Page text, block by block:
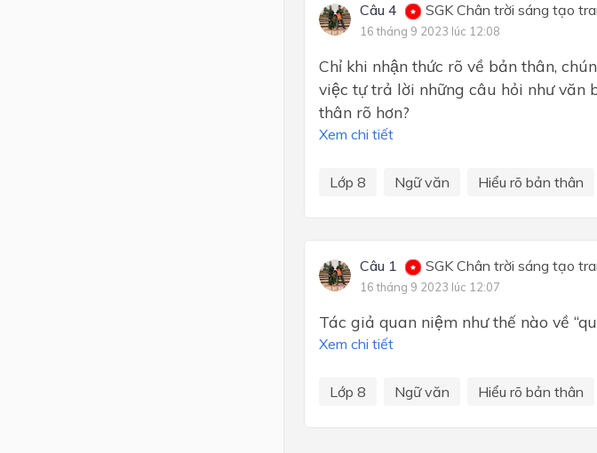
Câu 4 SGK Chân trời sáng tạo
16 tháng 9 2023 lúc 12:08
Chỉ khi nhận thức rõ về bản thân,
việc tự trả lời những câu hỏi như văn
thân rõ hơn?
Xem chi tiết
Lớp 8 Ngữ văn Hiểu rõ bản thân
Câu 1 SGK Chân trời sáng tạo
16 tháng 9 2023 lúc 12:07
Tác giả quan niệm như thế nào về
Xem chi tiết
Lớp 8 Ngữ văn Hiểu rõ bản thân